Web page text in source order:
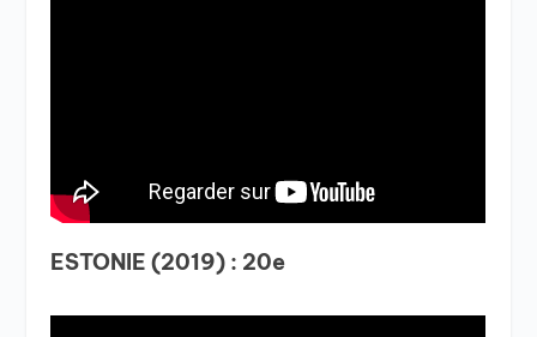
ESTONIE (2019) : 20e